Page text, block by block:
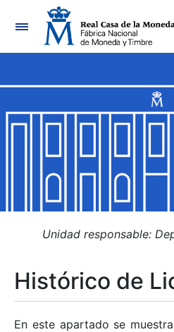
Navegación
Mostrar/Ocultar
Mostrar/Ocultar
Mostrar/Ocultar
Mostrar/Ocultar
Unidad responsable:
Histórico de
En este apartado se